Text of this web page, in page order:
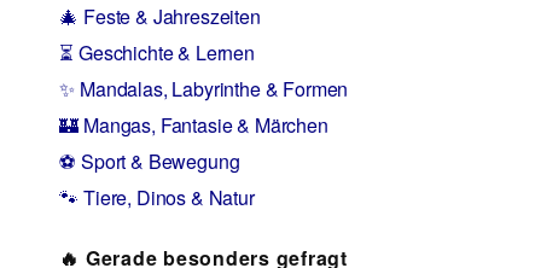
🎄 Feste & Jahreszeiten
⏳ Geschichte & Lernen
✨ Mandalas, Labyrinthe & Formen
🏰 Mangas, Fantasie & Märchen
⚽ Sport & Bewegung
🐾 Tiere, Dinos & Natur
🔥 Gerade besonders gefragt